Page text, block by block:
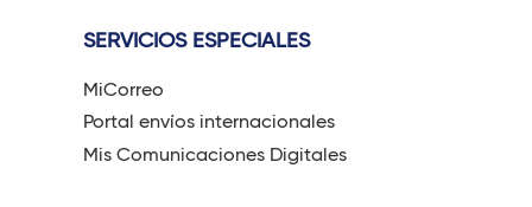
SERVICIOS ESPECIALES
MiCorreo
Portal envíos internacionales
Mis Comunicaciones Digitales